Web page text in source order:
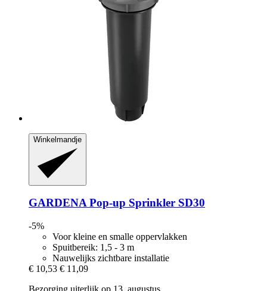
Winkelmandje
GARDENAPop-​up Sprinkler SD30
-5%
Voor kleine en smalle oppervlakken
Spuitbereik: 1,5 - 3 m
Nauwelijks zichtbare installatie
€ 10,53 € 11,09